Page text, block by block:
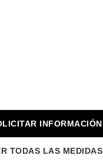
INFORMACIÓN
TODAS LAS MEDIDAS